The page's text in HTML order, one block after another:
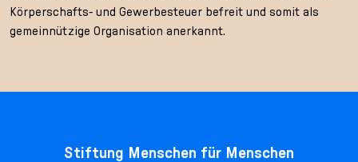
Körperschafts- und Gewerbesteuer befreit und somit als
gemeinnützige Organisation anerkannt.
Stiftung Menschen für Menschen